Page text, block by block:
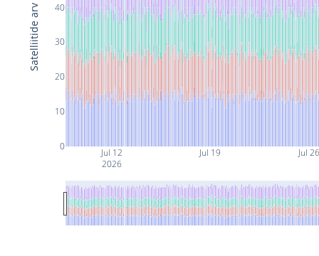
Jul 12
2026
Jul 19 Jul 26
0
10
20
30
40
Satelliitide arv